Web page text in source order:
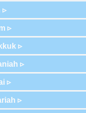
▹
▹
▹
▹
▹
▹